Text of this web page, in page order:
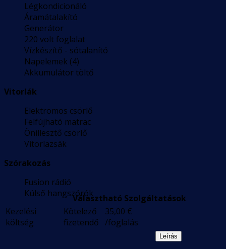
Légkondicionáló
Áramátalakító
Generátor
220 volt foglalat
Vízkészítő - sótalanító
Napelemek (4)
Akkumulátor töltő
Vitorlák
Elektromos csörlő
Felfújható matrac
Önillesztő csörlő
Vitorlazsák
Szórakozás
Fusion rádió
Külső hangszórókVálasztható Szolgáltatások
Kezelési
költség
Kötelező
fizetendő
35,00 €
/foglalás
Leírás